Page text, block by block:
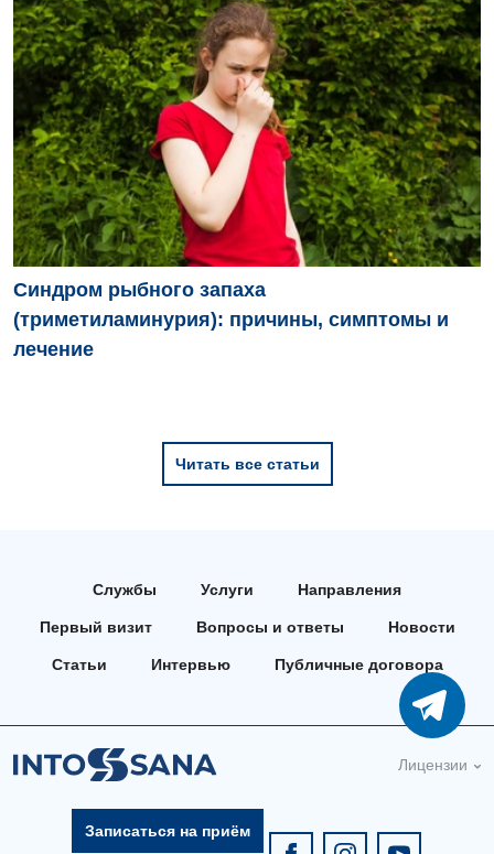
Синдром рыбного запаха
(триметиламинурия): причины, симптомы и
лечение
Читать все статьи
Службы Услуги Направления
Первый визит Вопросы и ответы Новости
Статьи Интервью Публичные договора
Лицензии
Записаться на приём